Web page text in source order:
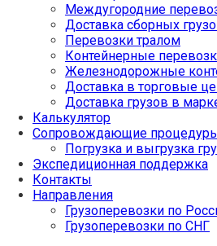
Междугородние
Доставка сборных
Перевозки тралом
Контейнерные
Железнодорожные
Доставка в торговые
Доставка грузов в
Калькулятор
Сопровождающие
Погрузка и выгрузка
Экспедиционная поддержка
Контакты
Направления
Грузоперевозки по
Грузоперевозки по СНГ